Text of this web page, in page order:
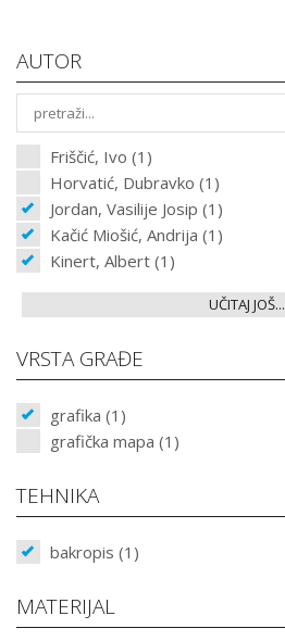
AUTOR
Friščić, Ivo (1)
Horvatić, Dubravko (1)
Jordan, Vasilije Josip (1)
Kačić Miošić, Andrija (1)
Kinert, Albert (1)
UČITAJ JOŠ...
VRSTA GRAĐE
grafika (1)
grafička mapa (1)
TEHNIKA
bakropis (1)
MATERIJAL